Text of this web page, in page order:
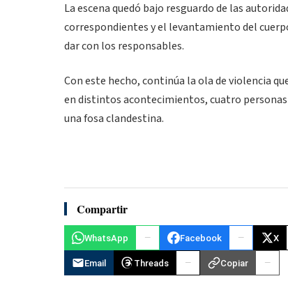
La escena quedó bajo resguardo de las
correspondientes y el levantamiento del
dar con los responsables.
Con este hecho, continúa la ola de violencia
en distintos acontecimientos, cuatro personas
una fosa clandestina.
Compartir
WhatsApp Facebook X
Email Threads Copiar